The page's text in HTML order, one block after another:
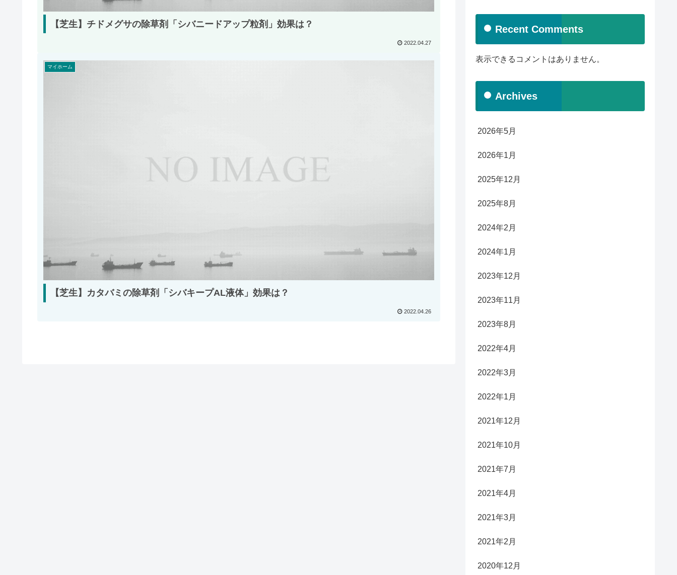
【芝生】チドメグサの除草剤「シバニードアップ粒剤」効果は？
2022.04.27
マイホーム
【芝生】カタバミの除草剤「シバキープAL液体」効果は？
2022.04.26
Recent Comments
表示できるコメントはありません。
Archives
2026年5月
2026年1月
2025年12月
2025年8月
2024年2月
2024年1月
2023年12月
2023年11月
2023年8月
2022年4月
2022年3月
2022年1月
2021年12月
2021年10月
2021年7月
2021年4月
2021年3月
2021年2月
2020年12月